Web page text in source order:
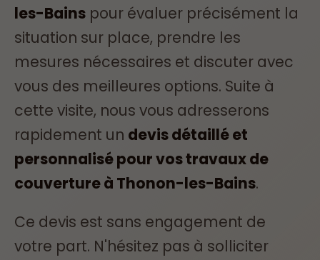
les-Bains pour évaluer précisément la
situation sur place, prendre les
mesures nécessaires et discuter avec
vous des meilleures options. Suite à
cette visite, nous vous adresserons
rapidement un devis détaillé et
personnalisé pour vos travaux de
couverture à Thonon-les-Bains.
Ce devis est sans engagement de
votre part. N'hésitez pas à solliciter